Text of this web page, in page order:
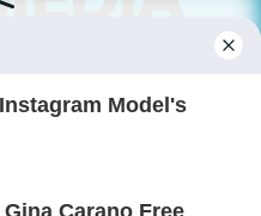
berita aktual dan